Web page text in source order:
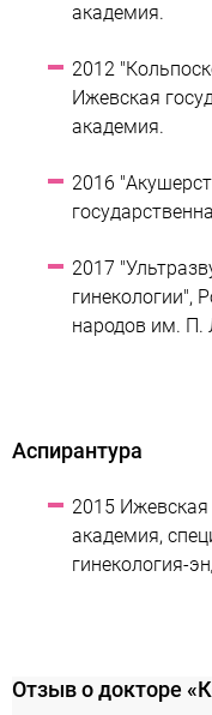
академия.
2012
Ижевская
академия.
2016
2017
гинекологии",
народов им.
Аспирантура
2015 Ижевская
академия,
гинекология-
Отзыв о докторе